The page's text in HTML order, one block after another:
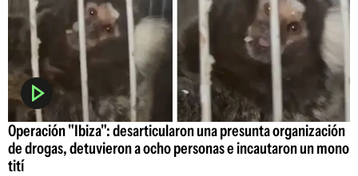
Operación "Ibiza": desarticularon una presunta organización
de drogas, detuvieron a ocho personas e incautaron un mono
tití